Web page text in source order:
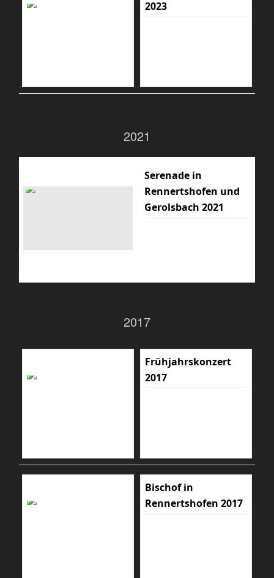
2023
2021
Serenade in
Rennertshofen und
Gerolsbach 2021
2017
Frühjahrskonzert
2017
Bischof in
Rennertshofen 2017